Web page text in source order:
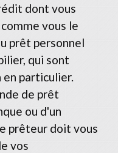
dont vous
vous le
prêt personnel
qui sont
en particulier.
de prêt
ou d'un
prêteur doit vous
vos